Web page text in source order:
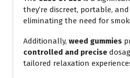
they’re discreet, portable,
eliminating the need for
Additionally, weed gummies
controlled and precise
tailored relaxation